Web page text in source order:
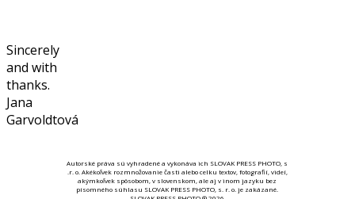
Sincerely
and with
thanks.
Jana
Garvoldtová
Autorské práva sú vyhradené a vykonáva ich SLOVAK PRESS PHOTO, s
.r. o. Akékoľvek rozmnožovanie časti alebo celku textov, fotografií, videí,
akýmkoľvek spôsobom, v slovenskom, ale aj v inom jazyku bez
písomného súhlasu SLOVAK PRESS PHOTO, s. r. o. je zakázané.